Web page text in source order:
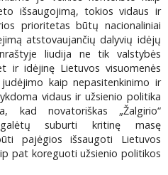
išsaugojimą, tokios vidaus ir
prioritetas būtų nacionaliniai
atstovaujančių dalyvių idėjų
liudija ne tik valstybės
ir idėjinę Lietuvos visuomenės
kaip nepasitenkinimo ir
vidaus ir užsienio politika
kad novatoriškas „Žalgirio“
galėtų suburti kritinę masę
pajėgios išsaugoti Lietuvos
pat koreguoti užsienio politikos